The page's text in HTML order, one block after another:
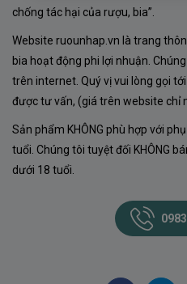
chống tác hại của rượu, bia”.
Website ruounhap.vn là trang
bia hoạt động phi lợi nhuận.
trên internet. Quý vị vui lòng gọi
được tư vấn, (giá trên website chỉ
Sản phẩm KHÔNG phù hợp với
tuổi. Chúng tôi tuyệt đối KHÔNG
dưới 18 tuổi.